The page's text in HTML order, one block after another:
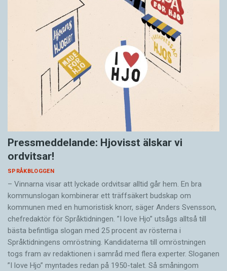
Pressmeddelande: Hjovisst älskar vi
ordvitsar!
SPRÅKBLOGGEN
– Vinnarna visar att lyckade ordvitsar alltid går hem. En bra
kommunslogan kombinerar ett träffsäkert budskap om
kommunen med en humoristisk knorr, säger Anders Svensson,
chefredaktör för Språktidningen. ”I love Hjo” utsågs alltså till
bästa befintliga slogan med 25 procent av rösterna i
Språktidningens omröstning. Kandidaterna till omröstningen
togs fram av redaktionen i samråd med flera experter. Sloganen
”I love Hjo” myntades redan på 1950-talet. Så småningom